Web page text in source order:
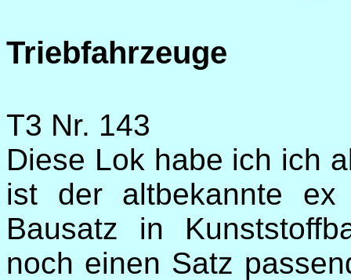
Triebfahrzeuge
T3 Nr. 143
Diese Lok habe ich ich
ist der altbekannte
Bausatz in
noch einen Satz